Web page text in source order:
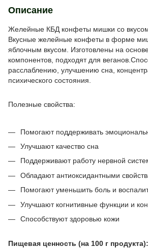
Описание
Желейные КБД конфеты мишки со вкусом
Вкусные желейные конфеты в форме
яблочным вкусом. Изготовлены на
компонентов, подходят для
расслаблению, улучшению сна,
психического состояния.
Полезные свойства:
Помогают поддерживать
Улучшают качество сна
Поддерживают работу нервной
Обладают антиоксидантными
Помогают уменьшить боль и
Улучшают когнитивные функции и
Способствуют здоровью кожи
Пищевая ценность (на 100 г продукта):